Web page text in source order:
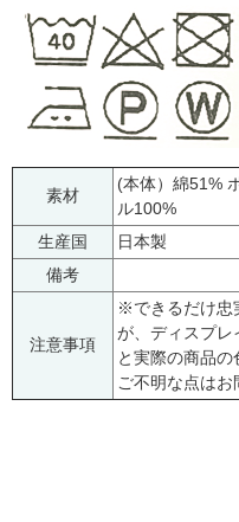
素材
(本体）綿51%
ル100%
生産国
日本製
備考
注意事項
※できるだけ忠
が、ディスプレ
と実際の商品の
ご不明な点はお